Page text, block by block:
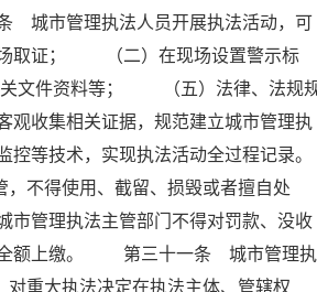
城市管理执法人员开展执法活动，可
取证； （二）在现场设置警示标
文件资料等； （五）法律、法规
收集相关证据，规范建立城市管理执
等技术，实现执法活动全过程记录。
不得使用、截留、损毁或者擅自处
管理执法主管部门不得对罚款、没收
全额上缴。 第三十一条 城市管理执
重大执法决定在执法主体、管辖权